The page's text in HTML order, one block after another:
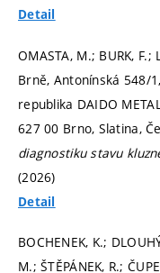
Detail
OMASTA, M.; BURK,
Brně, Antonínská 548/
republika DAIDO
627 00 Brno, Slatina,
diagnostiku stavu
(2026)
Detail
BOCHENEK, K.;
M.; ŠTĚPÁNEK, R.;